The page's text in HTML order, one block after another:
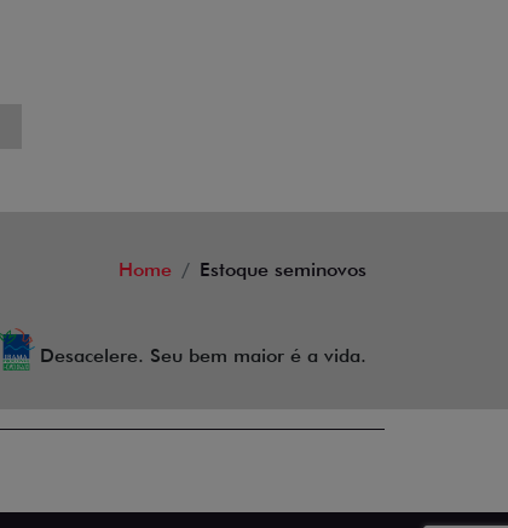
Home Estoque seminovos
Desacelere. Seu bem maior é a vida.